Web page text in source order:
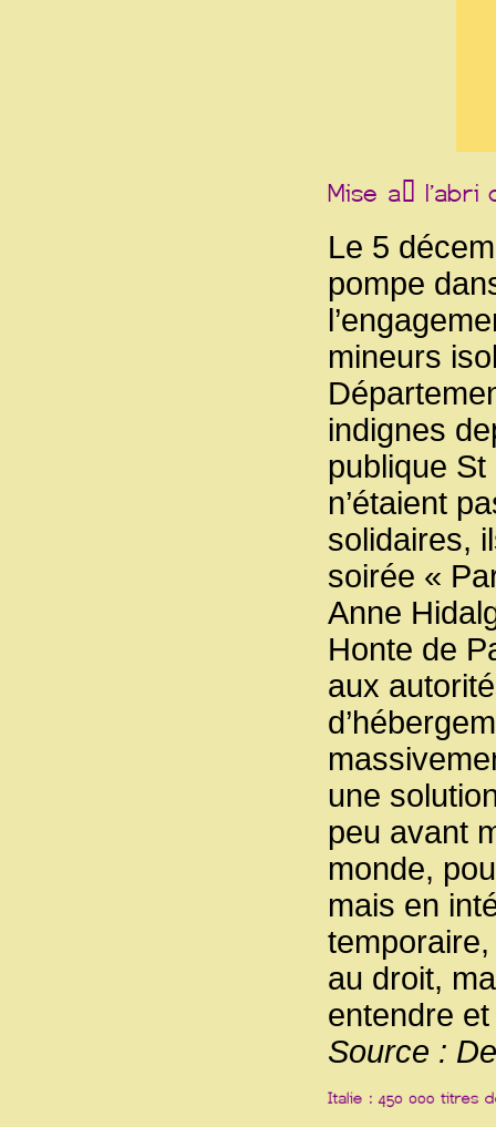
Le 5
pompe
mineurs
indignes
publique
n’étaient
solidaires,
soirée «
Anne
Honte de
aux
une
peu avant
monde,
mais en
temporaire,
au droit,
entendre
Source :